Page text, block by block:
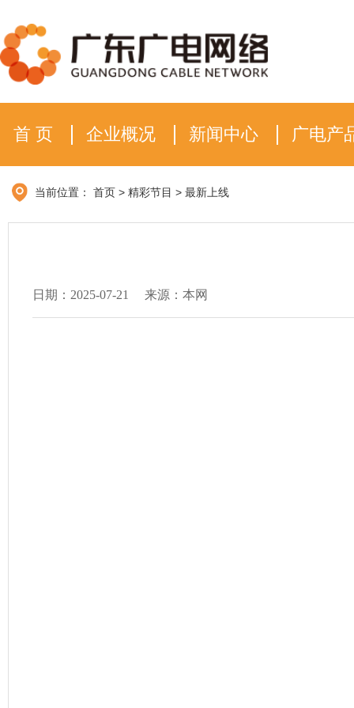
首 页 企业概况 新闻中心 广电产
当前位置： 首页 > 精彩节目 > 最新上线
日期：2025-07-21 来源：本网